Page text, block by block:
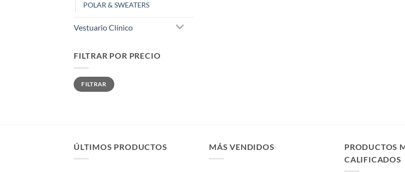
POLAR & SWEATERS
Vestuario Clínico
FILTRAR POR PRECIO
Precio
mínimo
Precio
máximo
FILTRAR
ÚLTIMOS PRODUCTOS MÁS VENDIDOS
PRODUCTOS
CALIFICADOS